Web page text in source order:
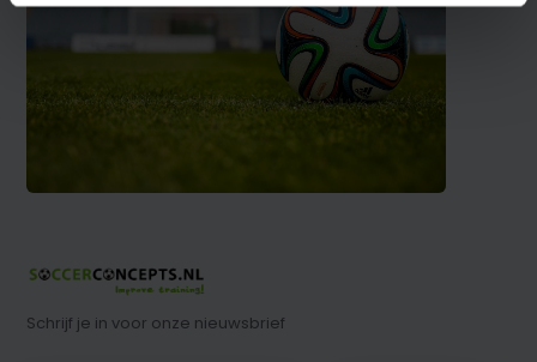
Schrijf je in voor onze nieuwsbrief